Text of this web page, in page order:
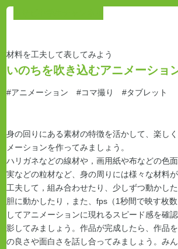
材料を工夫して表してみよう
いのちを吹き込むアニメーショ
#アニメーション #コマ撮り #タブレット
身の回りにある素材の特徴を活かして、楽し
メーションを作ってみましょう。
ハリガネなどの線材や，画用紙や布などの色
実などの粒材など、身の周りには様々な材料
工夫して，組み合わせたり、少しずつ動かし
胆に動かしたり，また、fps（1秒間で映す枚数
してアニメーションに現れるスピード感を確
影してみましょう。作品が完成したら、作品
の良さや面白さを話し合ってみましょう。み